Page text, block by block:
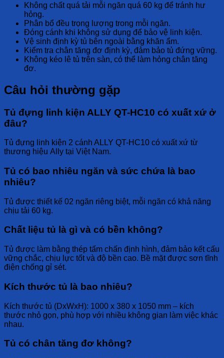
Không chất quá tải mỗi ngăn quá 60 kg để tránh hư
hỏng.
Phân bổ đều trọng lượng trong mỗi ngăn.
Đóng cánh khi không sử dụng để bảo vệ linh kiện.
Vệ sinh định kỳ tủ bên ngoài bằng khăn ẩm.
Kiểm tra chân tăng đơ định kỳ, đảm bảo tủ đứng vững.
Không kéo lê tủ trên sàn, có thể làm hỏng chân tăng
đơ.
Câu hỏi thường gặp
Tủ đựng linh kiện ALLY QT-HC10 có xuất xứ ở
đâu?
Tủ đựng linh kiện 2 cánh ALLY QT-HC10 có xuất xứ từ
thương hiệu Ally tại Việt Nam.
Tủ có bao nhiêu ngăn và sức chứa là bao
nhiêu?
Tủ được thiết kế 02 ngăn riêng biệt, mỗi ngăn có khả năng
chịu tải 60 kg.
Chất liệu tủ là gì và có bền không?
Tủ được làm bằng thép tấm chấn định hình, đảm bảo kết cấu
vững chắc, chịu lực tốtvà độ bền cao. Bề mặt được sơn tĩnh
điện chống gỉ sét.
Kích thước tủ là bao nhiêu?
Kích thước tủ (DxWxH): 1000 x 380 x 1050 mm – kích
thước nhỏ gọn, phù hợp với nhiều không gian làm việc khác
nhau.
Tủ có chân tăng đơ không?